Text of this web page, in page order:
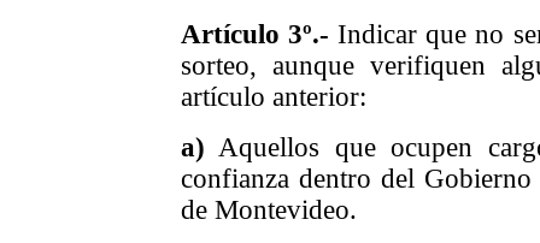
Artículo 3º.- Indicar que no
sorteo, aunque verifiquen
artículo anterior:
a) Aquellos que ocupen
confianza dentro del
de Montevideo.